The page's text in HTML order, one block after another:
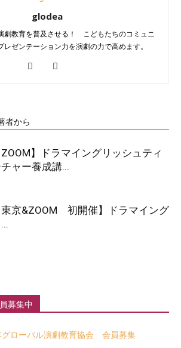
glodea
劇教育を普及させる！ こどもたちのコミュニ
レゼンテーション力を演劇の力で高めます。
者から
ZOOM】ドラマイングリッシュティ
ャー養成講...
東京&ZOOM 初開催】ドラマイング
募集中